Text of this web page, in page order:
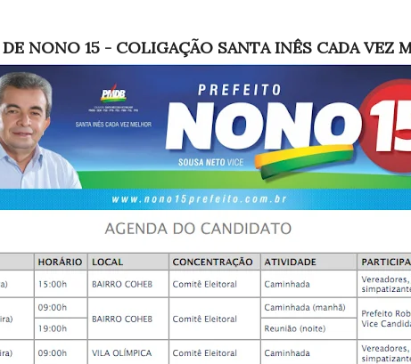
NONO 15 - COLIGAÇÃO SANTA INÊS CADA VEZ